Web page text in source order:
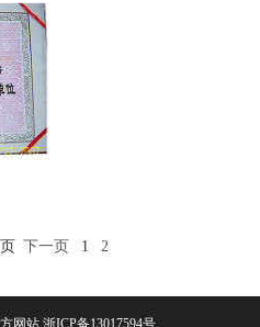
下一页 1 2